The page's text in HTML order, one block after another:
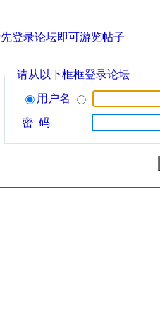
登录论坛即可游览帖子
请从以下框框登录论坛
用户名
密 码